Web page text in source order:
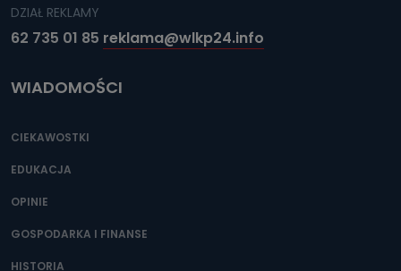
DZIAŁ REKLAMY
62 735 01 85 reklama@wlkp24.info
WIADOMOŚCI
CIEKAWOSTKI
EDUKACJA
OPINIE
GOSPODARKA I FINANSE
HISTORIA